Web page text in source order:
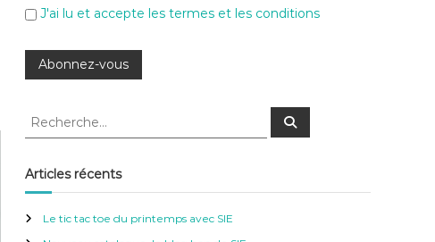
J'ai lu et accepte les termes et les conditions
R
h
e
c
R
c
Articles récents
Le tic tac toe du printemps avec SIE